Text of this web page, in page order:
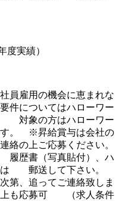
度実績）
員雇用の機会に恵まれな
件についてはハローワー
対象の方はハローワー
す。 ※昇給賞与は会社の
の上ご応募ください。
履歴書（写真貼付）、ハ
は 郵送して下さい。
、追ってご連絡致しま
応募可 （求人条件